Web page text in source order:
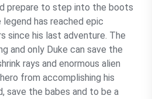
prepare to step into the boots
has reached epic
since his last adventure. The
and only Duke can save the
rays and enormous alien
from accomplishing his
save the babes and to be a